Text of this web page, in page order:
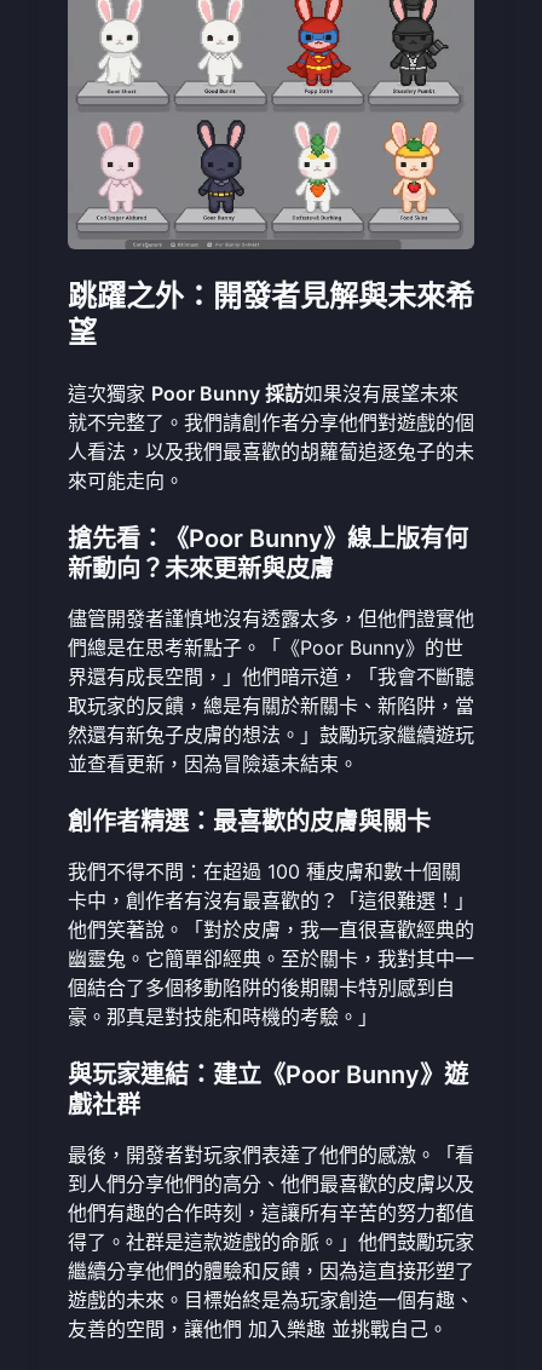
跳躍之外：開發者見解與未來希
望
這次獨家 Poor Bunny 採訪如果沒有展望未來
就不完整了。我們請創作者分享他們對遊戲的個
人看法，以及我們最喜歡的胡蘿蔔追逐兔子的未
來可能走向。
搶先看：《Poor Bunny》線上版有何
新動向？未來更新與皮膚
儘管開發者謹慎地沒有透露太多，但他們證實他
們總是在思考新點子。「《Poor Bunny》的世
界還有成長空間，」他們暗示道，「我會不斷聽
取玩家的反饋，總是有關於新關卡、新陷阱，當
然還有新兔子皮膚的想法。」鼓勵玩家繼續遊玩
並查看更新，因為冒險遠未結束。
創作者精選：最喜歡的皮膚與關卡
我們不得不問：在超過 100 種皮膚和數十個關
卡中，創作者有沒有最喜歡的？「這很難選！」
他們笑著說。「對於皮膚，我一直很喜歡經典的
幽靈兔。它簡單卻經典。至於關卡，我對其中一
個結合了多個移動陷阱的後期關卡特別感到自
豪。那真是對技能和時機的考驗。」
與玩家連結：建立《Poor Bunny》遊
戲社群
最後，開發者對玩家們表達了他們的感激。「看
到人們分享他們的高分、他們最喜歡的皮膚以及
他們有趣的合作時刻，這讓所有辛苦的努力都值
得了。社群是這款遊戲的命脈。」他們鼓勵玩家
繼續分享他們的體驗和反饋，因為這直接形塑了
遊戲的未來。目標始終是為玩家創造一個有趣、
友善的空間，讓他們 加入樂趣 並挑戰自己。